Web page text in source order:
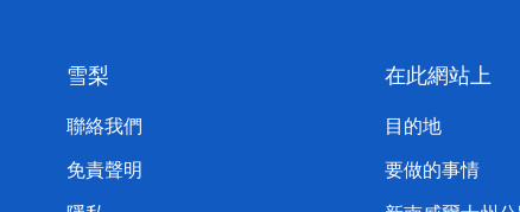
雪梨
聯絡我們
免責聲明
在此網站上
目的地
要做的事情